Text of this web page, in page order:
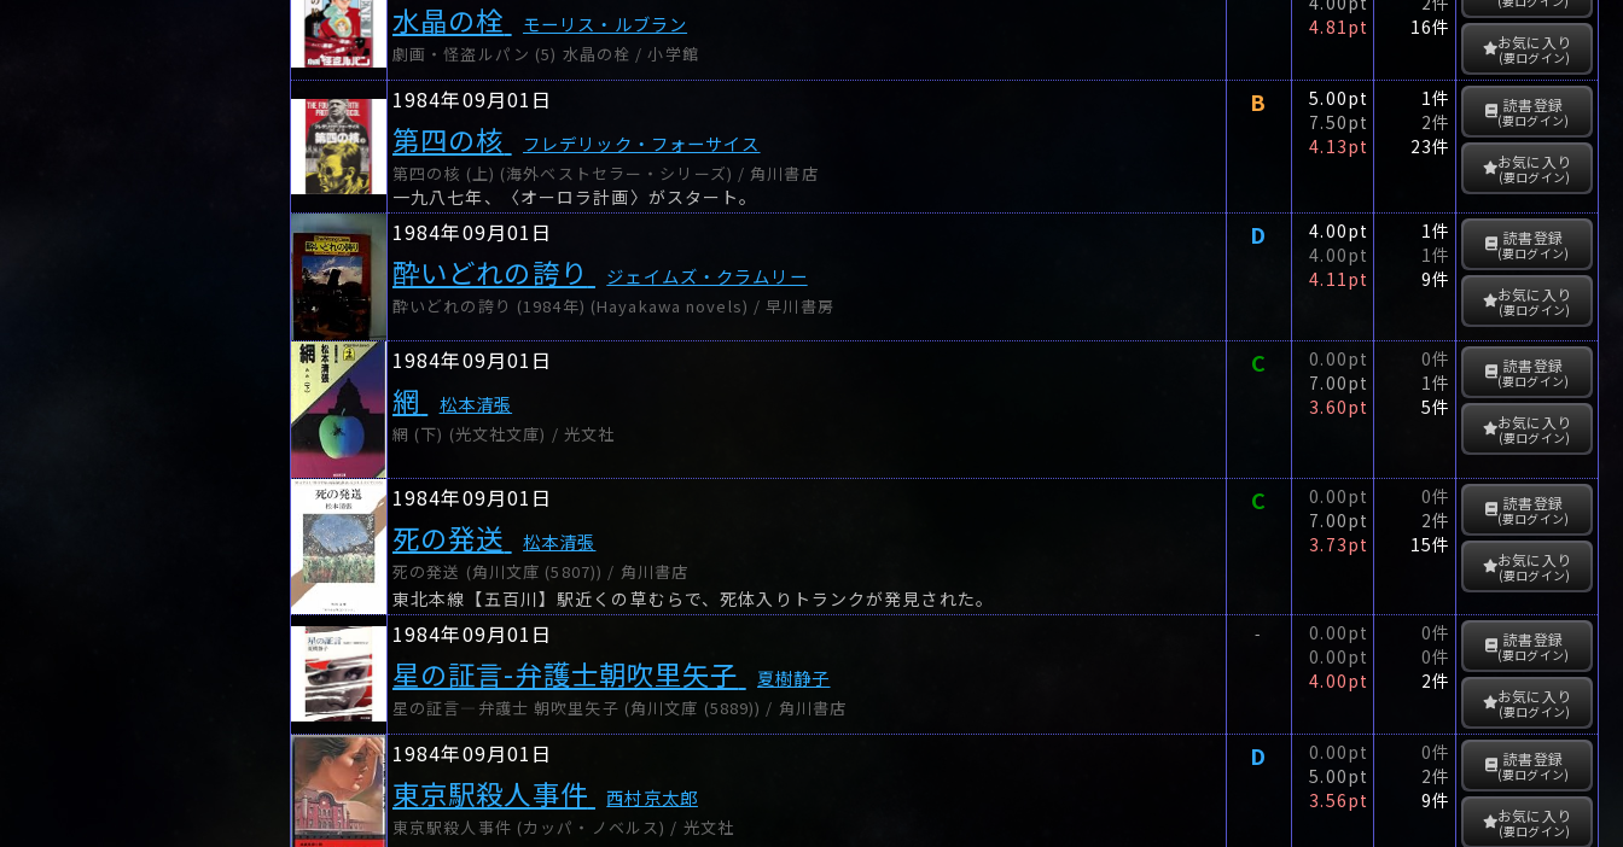
水晶の栓 モーリス・ルブラン
劇画・怪盗ルパン (5) 水晶の栓 / 小学館
4.81pt
16件
お気に入り
(要ログイン)
1984年09月01日
第四の核 フレデリック・フォーサイス
第四の核 (上) (海外ベストセラー・シリーズ) / 角川書店
一九八七年、〈オーロラ計画〉がスタート。
B
5.00pt
7.50pt
4.13pt
1件
2件
23件
読書登録
(要ログイン)
お気に入り
(要ログイン)
1984年09月01日
酔いどれの誇り ジェイムズ・クラムリー
酔いどれの誇り (1984年) (Hayakawa novels) / 早川書房
D
4.00pt
4.00pt
4.11pt
1件
1件
9件
読書登録
(要ログイン)
お気に入り
(要ログイン)
1984年09月01日
網 松本清張
網 (下) (光文社文庫) / 光文社
C
0.00pt
7.00pt
3.60pt
0件
1件
5件
読書登録
(要ログイン)
お気に入り
(要ログイン)
1984年09月01日
死の発送 松本清張
死の発送 (角川文庫 (5807)) / 角川書店
東北本線【五百川】駅近くの草むらで、死体入りトランクが発見された。
C
0.00pt
7.00pt
3.73pt
0件
2件
15件
読書登録
(要ログイン)
お気に入り
(要ログイン)
1984年09月01日
星の証言-弁護士朝吹里矢子 夏樹静子
星の証言―弁護士 朝吹里矢子 (角川文庫 (5889)) / 角川書店
-
0.00pt
0.00pt
4.00pt
0件
0件
2件
読書登録
(要ログイン)
お気に入り
(要ログイン)
1984年09月01日
東京駅殺人事件 西村京太郎
東京駅殺人事件 (カッパ・ノベルス) / 光文社
D
0.00pt
5.00pt
3.56pt
0件
2件
9件
読書登録
(要ログイン)
お気に入り
(要ログイン)